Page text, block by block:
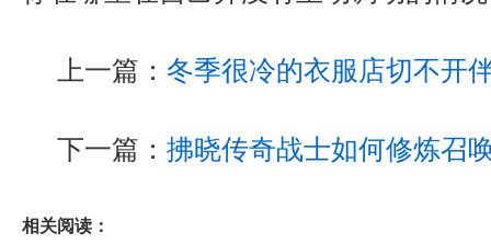
上一篇： 冬季很冷的衣服店切不开
下一篇： 拂晓传奇战士如何修炼召
相关阅读：